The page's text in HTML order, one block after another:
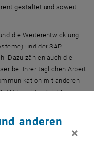
gestaltet und soweit
die Weiterentwicklung
und der SAP
Dazu zählen auch die
bei Ihrer täglichen Arbeit
mit anderen
TU Insight, eDok/Pro.
anderen
×